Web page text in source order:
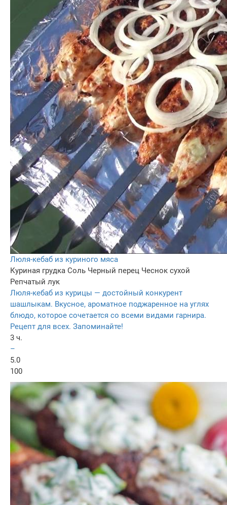
Люля-кебаб из куриного мяса
Куриная грудка Соль Черный перец Чеснок сухой
Репчатый лук
Люля-кебаб из курицы — достойный конкурент
шашлыкам. Вкусное, ароматное поджаренное на углях
блюдо, которое сочетается со всеми видами гарнира.
Рецепт для всех. Запоминайте!
3 ч.
–
5.0
100